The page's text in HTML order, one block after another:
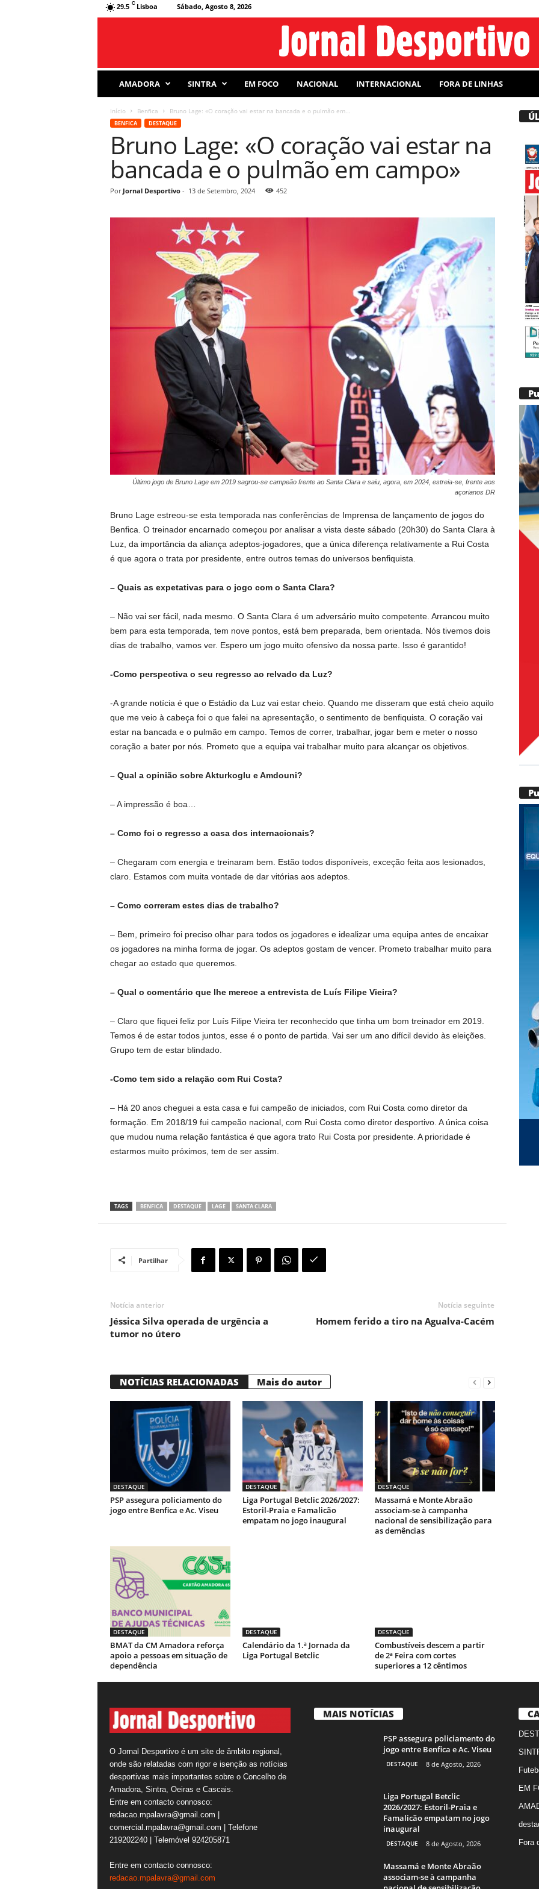
29.5 C Lisboa Sábado, Agosto 8, 2026
r
AMADORA SINTRA EM FOCO NACIONAL INTERNACIONAL FORA DE LINHAS
Início Benfica Bruno Lage: «O coração vai estar na bancada e o pulmão em...
BENFICA DESTAQUE
Bruno Lage: «O coração vai estar na
bancada e o pulmão em campo»
Por Jornal Desportivo- 13 de Setembro, 2024 452
Último jogo de Bruno Lage em 2019 sagrou-se campeão frente ao Santa Clara e saiu, agora, em 2024, estreia-se, frente aos
açorianos DR
Bruno Lage estreou-se esta temporada nas conferências de Imprensa de lançamento de jogos do
Benfica. O treinador encarnado começou por analisar a vista deste sábado (20h30) do Santa Clara à
Luz, da importância da aliança adeptos-jogadores, que a única diferença relativamente a Rui Costa
é que agora o trata por presidente, entre outros temas do universos benfiquista.
– Quais as expetativas para o jogo com o Santa Clara?
– Não vai ser fácil, nada mesmo. O Santa Clara é um adversário muito competente. Arrancou muito
bem para esta temporada, tem nove pontos, está bem preparada, bem orientada. Nós tivemos dois
dias de trabalho, vamos ver. Espero um jogo muito ofensivo da nossa parte. Isso é garantido!
-Como perspectiva o seu regresso ao relvado da Luz?
-A grande notícia é que o Estádio da Luz vai estar cheio. Quando me disseram que está cheio aquilo
que me veio à cabeça foi o que falei na apresentação, o sentimento de benfiquista. O coração vai
estar na bancada e o pulmão em campo. Temos de correr, trabalhar, jogar bem e meter o nosso
coração a bater por nós. Prometo que a equipa vai trabalhar muito para alcançar os objetivos.
– Qual a opinião sobreAkturkoglu e Amdouni?
– A impressão é boa…
– Como foi o regresso a casa dos internacionais?
– Chegaram com energia e treinaram bem. Estão todos disponíveis, exceção feita aos lesionados,
claro. Estamos com muita vontade de dar vitórias aos adeptos.
– Como correram estes dias de trabalho?
– Bem, primeiro foi preciso olhar para todos os jogadores e idealizar uma equipa antes de encaixar
os jogadores na minha forma de jogar. Os adeptos gostam de vencer. Prometo trabalhar muito para
chegar ao estado que queremos.
– Qual o comentário que lhe merece a entrevista de Luís Filipe Vieira?
– Claro que fiquei feliz por Luís Filipe Vieira ter reconhecido que tinha um bom treinador em 2019.
Temos é de estar todos juntos, esse é o ponto de partida. Vai ser um ano difícil devido às eleições.
Grupo tem de estar blindado.
-Como tem sido a relação com Rui Costa?
– Há 20 anos cheguei a esta casa e fui campeão de iniciados, com Rui Costa como diretor da
formação. Em 2018/19 fui campeão nacional, com Rui Costa como diretor desportivo. A única coisa
que mudou numa relação fantástica é que agora trato Rui Costa por presidente. A prioridade é
estarmos muito próximos, tem de ser assim.
TAGS BENFICA DESTAQUE LAGE SANTA CLARA
Partilhar
Notícia anterior
Jéssica Silva operada de urgência a
tumor no útero
Notícia seguinte
Homem ferido a tiro na Agualva-Cacém
NOTÍCIAS RELACIONADAS Mais do autor
DESTAQUE
PSP assegura policiamento do
jogo entre Benfica e Ac. Viseu
DESTAQUE
Liga Portugal Betclic 2026/2027:
Estoril-Praia e Famalicão
empatam no jogo inaugural
DESTAQUE
Massamá e Monte Abraão
associam-se à campanha
nacional de sensibilização para
as demências
DESTAQUE
BMAT da CM Amadora reforça
apoio a pessoas em situação de
dependência
DESTAQUE
Calendário da 1.ª Jornada da
Liga Portugal Betclic
DESTAQUE
Combustíveis descem a partir
de 2ª Feira com cortes
superiores a 12 cêntimos
O Jornal Desportivo é um site de âmbito regional,
onde são relatadas com rigor e isenção as notícias
desportivas mais importantes sobre o Concelho de
Amadora, Sintra, Oeiras e Cascais.
Entre em contacto connosco:
redacao.mpalavra@gmail.com |
comercial.mpalavra@gmail.com | Telefone
219202240 | Telemóvel 924205871
Entre em contacto connosco:
redacao.mpalavra@gmail.com
MAIS NOTÍCIAS
PSP assegura policiamento do
jogo entre Benfica e Ac. Viseu
DESTAQUE 8 de Agosto, 2026
Liga Portugal Betclic
2026/2027: Estoril-Praia e
Famalicão empatam no jogo
inaugural
DESTAQUE 8 de Agosto, 2026
Massamá e Monte Abraão
associam-se à campanha
EM
Fora